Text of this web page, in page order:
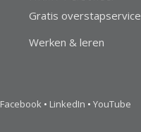
Gratis overstapservice
Werken & leren
Facebook • LinkedIn • YouTube